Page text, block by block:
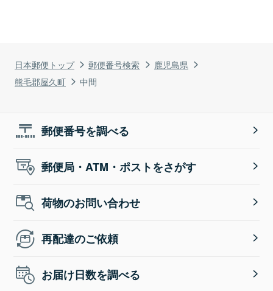
日本郵便トップ 郵便番号検索
鹿児島県
熊毛郡屋久町
中間
郵便番号を調べる
郵便局・ATM・ポストをさがす
荷物のお問い合わせ
再配達のご依頼
お届け日数を調べる